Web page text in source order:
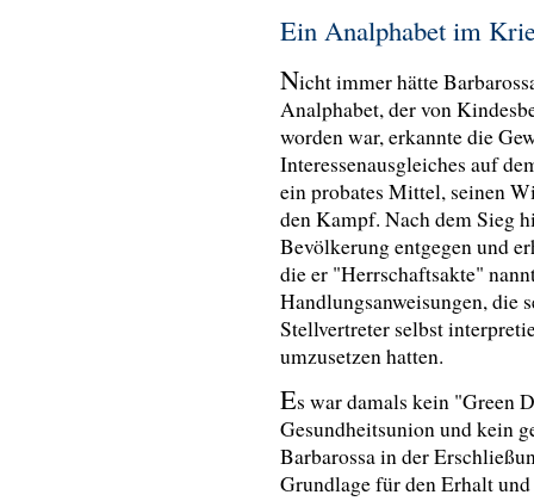
Ein Analphabet im
Nicht immer hätte
Analphabet, der von
worden war, erkannte die
Interessenausgleiches auf
ein probates Mittel, seinen
den Kampf. Nach dem Sieg
Bevölkerung entgegen und
die er "Herrschaftsakte"
Handlungsanweisungen, die
Stellvertreter selbst
umzusetzen hatten.
Es war damals kein "Green
Gesundheitsunion und kein
Barbarossa in der
Grundlage für den Erhalt